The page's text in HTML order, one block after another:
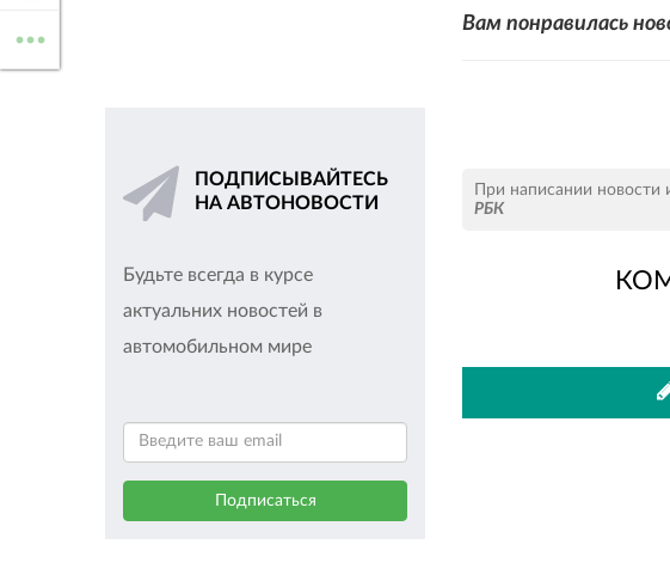
Вам понравилась
При написании
РБК
ПОДПИСЫВАЙТЕСЬ
НА АВТОНОВОСТИ
Будьте всегда в курсе
актуальних новостей в
автомобильном мире
...